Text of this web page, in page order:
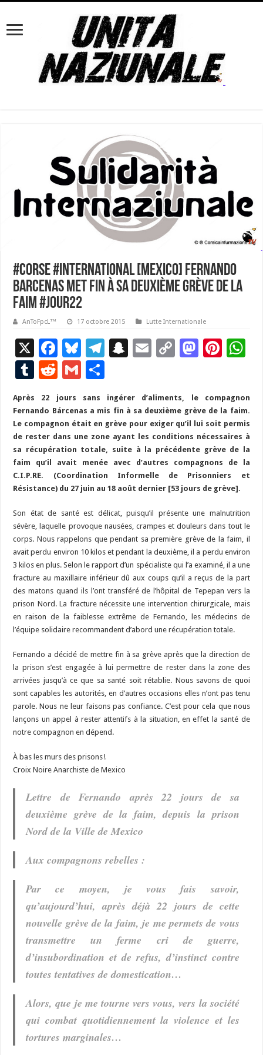
#corse #international [Mexico] Fernando
Barcenas met fin à sa deuxième grève de la
faim #Jour22
AnToFpcL™ 17 octobre 2015 Lutte Internationale
X
F
ac
e
b
o
o
k
Bl
u
es
ky
T
gr
a
m
S
p
c
h
at
E
l
C
y
Li
n
k
M
d
o
n
Pi
es
t
p
p
T
m
bl
r
R
e
d
di
t
G
ai
l
ar
ta
g
er
Après 22 jours sans ingérer d’aliments, le compagnon
Fernando Bárcenas a mis fin à sa deuxième grève de la faim.
Le compagnon était en grève pour exiger qu’il lui soit permis
de rester dans une zone ayant les conditions nécessaires à
sa récupération totale, suite à la précédente grève de la
faim qu’il avait menée avec d’autres compagnons de la
C.I.P.RE. (Coordination Informelle de Prisonniers et
Résistance) du 27 juin au 18 août dernier [53 jours de grève].
Son état de santé est délicat, puisqu’il présente une malnutrition
sévère, laquelle provoque nausées, crampes et douleurs dans tout le
corps. Nous rappelons que pendant sa première grève de la faim, il
avait perdu environ 10 kilos et pendant la deuxième, il a perdu environ
3 kilos en plus. Selon le rapport d’un spécialiste qui l’a examiné, il a une
fracture au maxillaire inférieur dû aux coups qu’il a reçus de la part
des matons quand ils l’ont transféré de l’hôpital de Tepepan vers la
prison Nord. La fracture nécessite une intervention chirurgicale, mais
en raison de la faiblesse extrême de Fernando, les médecins de
l’équipe solidaire recommandent d’abord une récupération totale.
Fernando a décidé de mettre fin à sa grève après que la direction de
la prison s’est engagée à lui permettre de rester dans la zone des
arrivées jusqu’à ce que sa santé soit rétablie. Nous savons de quoi
sont capables les autorités, en d’autres occasions elles n’ont pas tenu
parole. Nous ne leur faisons pas confiance. C’est pour cela que nous
lançons un appel à rester attentifs à la situation, en effet la santé de
notre compagnon en dépend.
À bas les murs des prisons !
Croix Noire Anarchiste de Mexico
Lettre de Fernando après 22 jours de sa
deuxième grève de la faim, depuis la prison
Nord de la Ville de Mexico
Aux compagnons rebelles :
Par ce moyen, je vous fais savoir,
qu’aujourd’hui, après déjà 22 jours de cette
nouvelle grève de la faim, je me permets de vous
transmettre un ferme cri de guerre,
d’insubordination et de refus, d’instinct contre
toutes tentatives de domestication…
Alors, que je me tourne vers vous, vers la société
qui combat quotidiennement la violence et les
tortures marginales…